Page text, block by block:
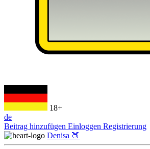
18+
de
Beitrag hinzufügen Einloggen Registrierung
Denisa 🍑